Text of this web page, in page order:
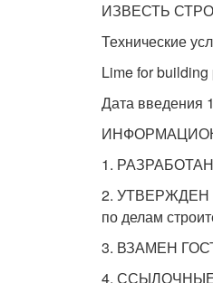
ИЗВЕСТЬ
Технические
Lime for
Дата введения
1. РАЗРАБОТАН
2. УТВЕРЖДЕН
по делам
3. ВЗАМЕН ГОСТ
4.